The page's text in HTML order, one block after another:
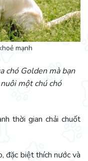
mạnh
chó Golden mà bạn
một chú chó
thời gian chải chuốt
đặc biệt thích nước và